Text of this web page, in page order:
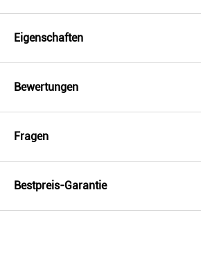
Eigenschaften
Bewertungen
Fragen
Bestpreis-Garantie